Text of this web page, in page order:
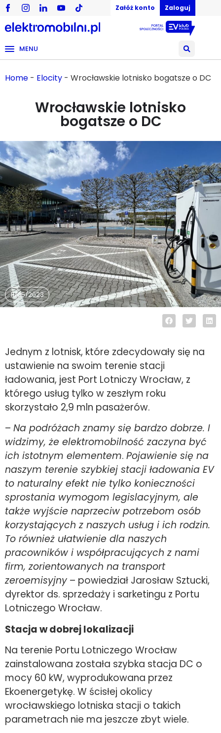
Załóż konto Zaloguj
MENU
Home - Elocity - Wrocławskie lotnisko bogatsze o DC
Wrocławskie lotnisko
bogatsze o DC
11/05/2023
Jednym z lotnisk, które zdecydowały się na
ustawienie na swoim terenie stacji
ładowania, jest Port Lotniczy Wrocław, z
którego usług tylko w zeszłym roku
skorzystało 2,9 mln pasażerów.
– Na podróżach znamy się bardzo dobrze. I
widzimy, że elektromobilność zaczyna być
ich istotnym elementem. Pojawienie się na
naszym terenie szybkiej stacji ładowania EV
to naturalny efekt nie tylko konieczności
sprostania wymogom legislacyjnym, ale
także wyjście naprzeciw potrzebom osób
korzystających z naszych usług i ich rodzin.
To również ułatwienie dla naszych
pracowników i współpracujących z nami
firm, zorientowanych na transport
zeroemisyjny – powiedział Jarosław Sztucki,
dyrektor ds. sprzedaży i sarketingu z Portu
Lotniczego Wrocław.
Stacja w dobrej lokalizacji
Na terenie Portu Lotniczego Wrocław
zainstalowana została szybka stacja DC o
mocy 60 kW, wyprodukowana przez
Ekoenergetykę. W ścisłej okolicy
wrocławskiego lotniska stacji o takich
parametrach nie ma jeszcze zbyt wiele.